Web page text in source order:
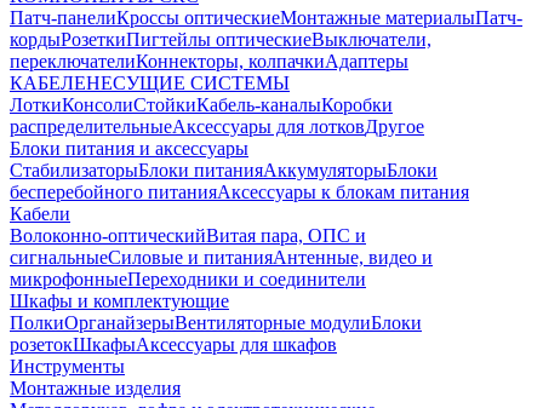
Патч-панелиКроссы оптическиеМонтажные материалыПатч-
кордыРозеткиПигтейлы оптическиеВыключатели,
переключателиКоннекторы, колпачкиАдаптеры
КАБЕЛЕНЕСУЩИЕ СИСТЕМЫ
ЛоткиКонсолиСтойкиКабель-каналыКоробки
распределительныеАксессуары для лотковДругое
Блоки питания и аксессуары
СтабилизаторыБлоки питанияАккумуляторыБлоки
бесперебойного питанияАксессуары к блокам питания
Кабели
Волоконно-оптическийВитая пара, ОПС и
сигнальныеСиловые и питанияАнтенные, видео и
микрофонныеПереходники и соединители
Шкафы и комплектующие
ПолкиОрганайзерыВентиляторные модулиБлоки
розетокШкафыАксессуары для шкафов
Инструменты
Монтажные изделия